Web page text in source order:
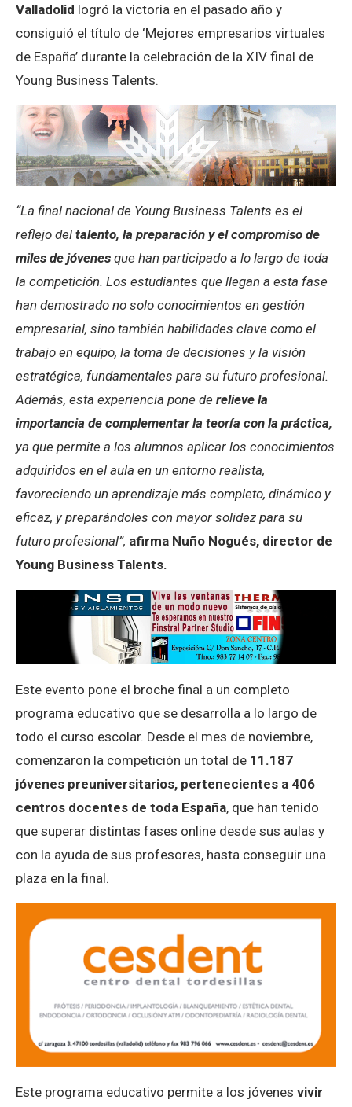
Valladolid logró la victoria en el pasado año y
consiguió el título de ‘Mejores empresarios virtuales
de España’ durante la celebración de la XIV final de
Young Business Talents.
“La final nacional de Young Business Talents es el
reflejo del talento, la preparación y el compromiso de
miles de jóvenes que han participado a lo largo de toda
la competición. Los estudiantes que llegan a esta fase
han demostrado no solo conocimientos en gestión
empresarial, sino también habilidades clave como el
trabajo en equipo, la toma de decisiones y la visión
estratégica, fundamentales para su futuro profesional.
Además, esta experiencia pone de relieve la
importancia de complementar la teoría con la práctica,
ya que permite a los alumnos aplicar los conocimientos
adquiridos en el aula en un entorno realista,
favoreciendo un aprendizaje más completo, dinámico y
eficaz, y preparándoles con mayor solidez para su
futuro profesional”, afirma Nuño Nogués, director de
Young Business Talents.
Este evento pone el broche final a un completo
programa educativo que se desarrolla a lo largo de
todo el curso escolar. Desde el mes de noviembre,
comenzaron la competición un total de 11.187
jóvenes preuniversitarios, pertenecientes a 406
centros docentes de toda España, que han tenido
que superar distintas fases online desde sus aulas y
con la ayuda de sus profesores, hasta conseguir una
plaza en la final.
Este programa educativo permite a los jóvenes vivir